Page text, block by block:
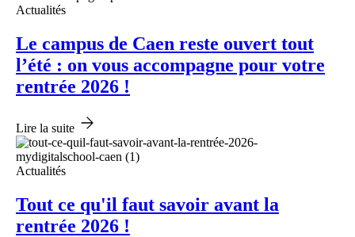
Actualités
Le campus de Caen reste ouvert tout
l’été : on vous accompagne pour votre
rentrée 2026 !
Lire la suite
Actualités
Tout ce qu'il faut savoir avant la
rentrée 2026 !